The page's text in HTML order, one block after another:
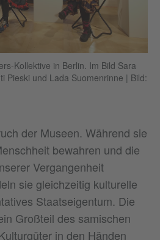
Kollektive in Berlin. Im Bild Sara
Pieski und Lada Suomenrinne | Bild:
der Museen. Während sie
bewahren und die
Vergangenheit
sie gleichzeitig kulturelle
Staatseigentum. Die
Großteil des samischen
in den Händen